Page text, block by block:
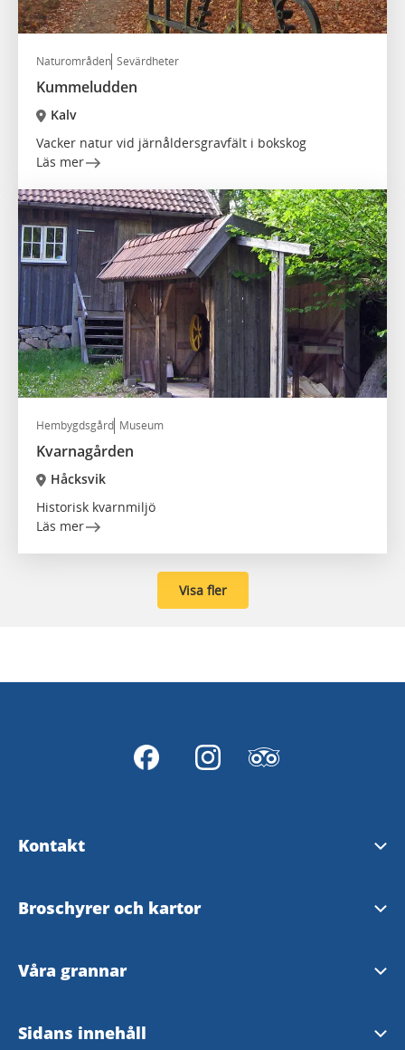
Naturområden Sevärdheter
Kummeludden
Kalv
Vacker natur vid järnåldersgravfält i bokskog
Läs mer
Hembygdsgård Museum
Kvarnagården
Håcksvik
Historisk kvarnmiljö
Läs mer
Visa fler
Kontakt
Svenljunga turistinformation
Svenljunga kommun
Broschyrer och kartor
Upptäck Svenljunga & Tranemo
Våra grannar
Falkenberg
Sidans innehåll